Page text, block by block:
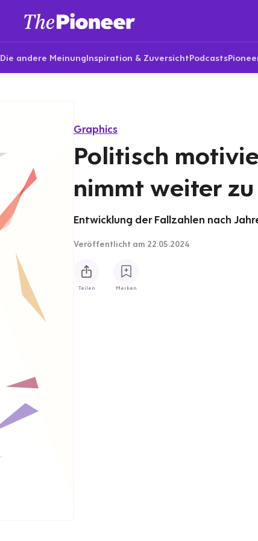
Die andere MeinungInspiration & ZuversichtPodcasts
Graphics
Politisch
nimmt weiter zu
Entwicklung der Fallzahlen nach
Veröffentlicht am 22.05.2024
Teilen Merken